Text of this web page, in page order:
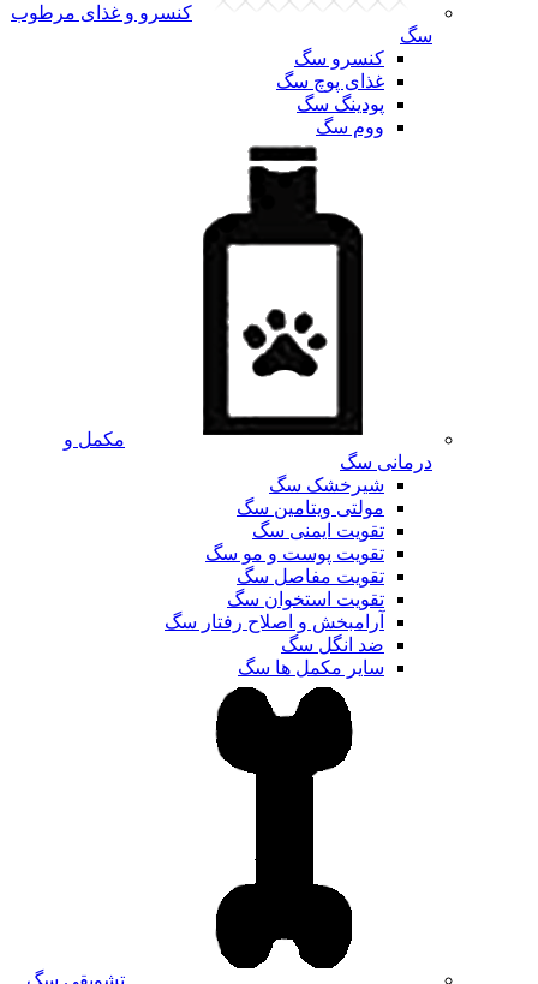
کنسرو و غذای مرطوب
سگ
کنسرو سگ
غذای پوچ سگ
پودینگ سگ
ووم سگ
مکمل و
درمانی سگ
شیرخشک سگ
مولتی ویتامین سگ
تقویت ایمنی سگ
تقویت پوست و مو سگ
تقویت مفاصل سگ
تقویت استخوان سگ
آرامبخش و اصلاح رفتار سگ
ضد انگل سگ
سایر مکمل ها سگ
تشویقی سگ